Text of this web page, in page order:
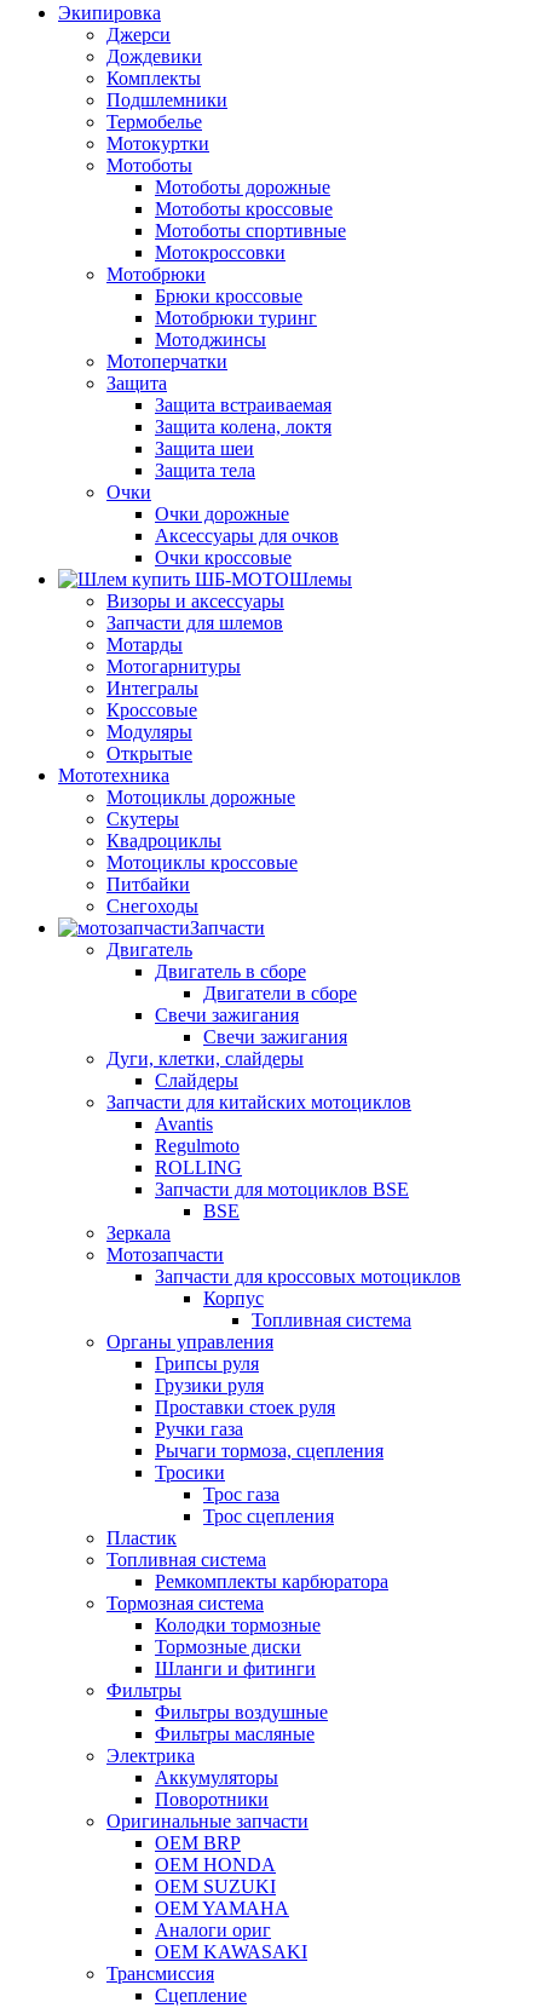
Экипировка
Джерси
Дождевики
Комплекты
Подшлемники
Термобелье
Мотокуртки
Мотоботы
Мотоботы дорожные
Мотоботы кроссовые
Мотоботы спортивные
Мотокроссовки
Мотобрюки
Брюки кроссовые
Мотобрюки туринг
Мотоджинсы
Мотоперчатки
Защита
Защита встраиваемая
Защита колена, локтя
Защита шеи
Защита тела
Очки
Очки дорожные
Аксессуары для очков
Очки кроссовые
Шлемы
Визоры и аксессуары
Запчасти для шлемов
Мотарды
Мотогарнитуры
Интегралы
Кроссовые
Модуляры
Открытые
Мототехника
Мотоциклы дорожные
Скутеры
Квадроциклы
Мотоциклы кроссовые
Питбайки
Снегоходы
Запчасти
Двигатель
Двигатель в сборе
Двигатели в сборе
Свечи зажигания
Свечи зажигания
Дуги, клетки, слайдеры
Слайдеры
Запчасти для китайских мотоциклов
Avantis
Regulmoto
ROLLING
Запчасти для мотоциклов BSE
BSE
Зеркала
Мотозапчасти
Запчасти для кроссовых мотоциклов
Корпус
Топливная система
Органы управления
Грипсы руля
Грузики руля
Проставки стоек руля
Ручки газа
Рычаги тормоза, сцепления
Тросики
Трос газа
Трос сцепления
Пластик
Топливная система
Ремкомплекты карбюратора
Тормозная система
Колодки тормозные
Тормозные диски
Шланги и фитинги
Фильтры
Фильтры воздушные
Фильтры масляные
Электрика
Аккумуляторы
Поворотники
Оригинальные запчасти
OEM BRP
OEM HONDA
OEM SUZUKI
OEM YAMAHA
Аналоги ориг
OEM KAWASAKI
Трансмиссия
Cцепление